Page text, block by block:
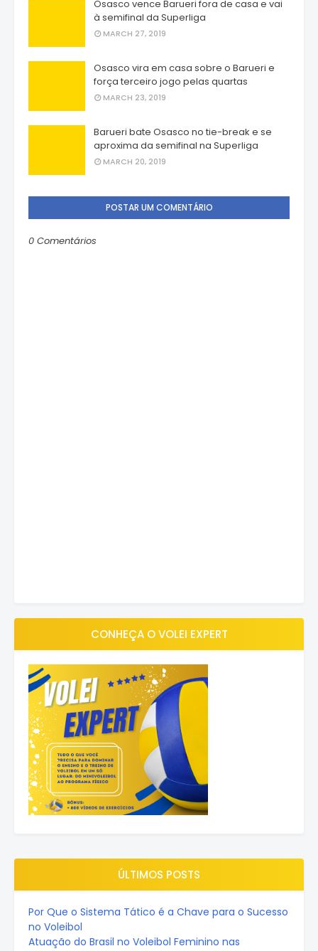
Osasco vence Barueri fora de casa e vai
à semifinal da Superliga
MARCH 27, 2019
Osasco vira em casa sobre o Barueri e
força terceiro jogo pelas quartas
MARCH 23, 2019
Barueri bate Osasco no tie-break e se
aproxima da semifinal na Superliga
MARCH 20, 2019
POSTAR UM COMENTÁRIO
0 Comentários
CONHEÇA O VOLEI EXPERT
ÚLTIMOS POSTS
Por Que o Sistema Tático é a Chave para o Sucesso
no Voleibol
Atuação do Brasil no Voleibol Feminino nas